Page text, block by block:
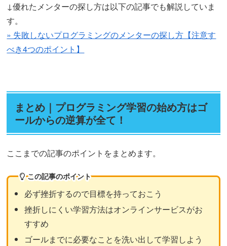
↓優れたメンターの探し方は以下の記事でも解説していま
す。
» 失敗しないプログラミングのメンターの探し方【注意す
べき4つのポイント】
まとめ｜プログラミング学習の始め方はゴ
ールからの逆算が全て！
ここまでの記事のポイントをまとめます。
この記事のポイント
必ず挫折するので目標を持っておこう
挫折しにくい学習方法はオンラインサービスがお
すすめ
ゴールまでに必要なことを洗い出して学習しよう